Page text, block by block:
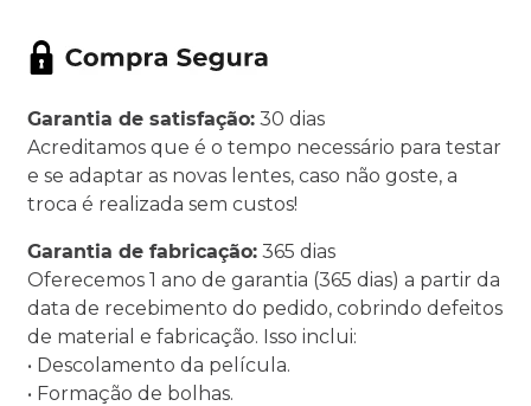
Garantia de satisfação: 30 dias
Acreditamos que é o tempo necessário para testar
e se adaptar as novas lentes, caso não goste, a
troca é realizada sem custos!
Garantia de fabricação: 365 dias
Oferecemos 1 ano de garantia (365 dias) a partir da
data de recebimento do pedido, cobrindo defeitos
de material e fabricação. Isso inclui:
• Descolamento da película.
• Formação de bolhas.